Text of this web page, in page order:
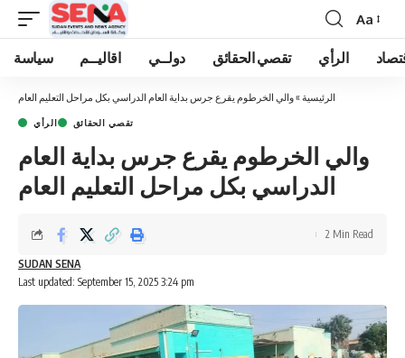
Font
Resizer
Aa
سياسة اقاليــم دولــي تقصي الحقائق الرأي
الرئيسية »والي الخرطوم يقرع جرس بداية العام الدراسي بكل مراحل التعليم العام
الرأي تقصي الحقائق
والي الخرطوم يقرع جرس بداية العام
الدراسي بكل مراحل التعليم العام
Last updated: September 15, 2025 3:24 pm
SUDAN SENA
2 Min Read